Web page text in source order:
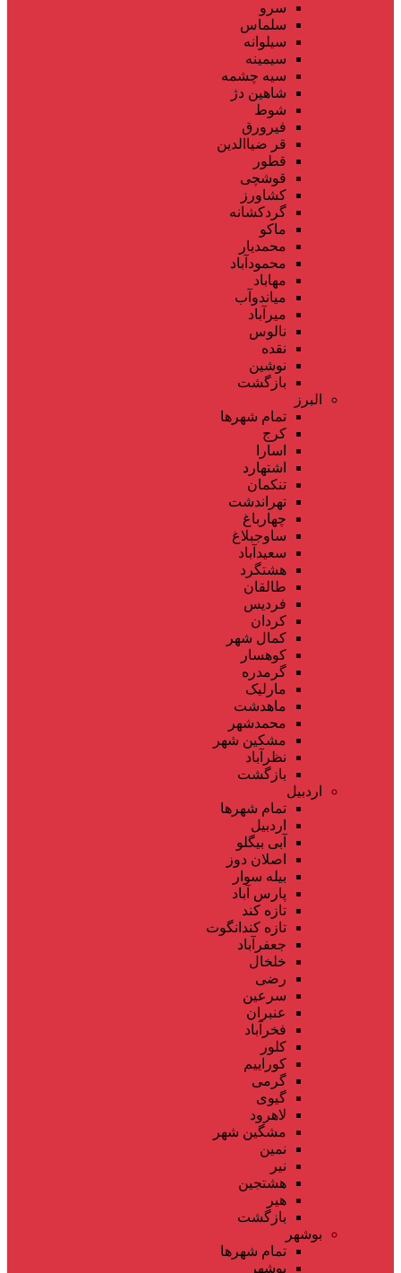
سرو
سلماس
سیلوانه
سیمینه
سیه چشمه
شاهین دژ
شوط
فیرورق
قر ضیاالدین
قطور
قوشچی
کشاورز
گردکشانه
ماکو
محمدیار
محمودآباد
مهاباد
میاندوآب
میرآباد
نالوس
نقده
نوشین
بازگشت
البرز
تمام شهر‌ها
کرج
اسارا
اشتهارد
تنکمان
تهراندشت
چهارباغ
ساوجبلاغ
سعیدآباد
هشتگرد
طالقان
فردیس
کردان
کمال شهر
کوهسار
گرمدره
مارلیک
ماهدشت
محمدشهر
مشکین شهر
نظرآباد
بازگشت
اردبیل
تمام شهر‌ها
اردبیل
آبی بیگلو
اصلان دوز
بیله سوار
پارس آباد
تازه کند
تازه کندانگوت
جعفرآباد
خلخال
رضی
سرعین
عنبران
فخرآباد
کلور
کوراییم
گرمی
گیوی
لاهرود
مشگین شهر
نمین
نیر
هشتجین
هیر
بازگشت
بوشهر
تمام شهر‌ها
بوشهر